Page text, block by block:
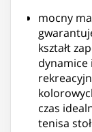
mocny
kształt
dynamice
czas
tenisa